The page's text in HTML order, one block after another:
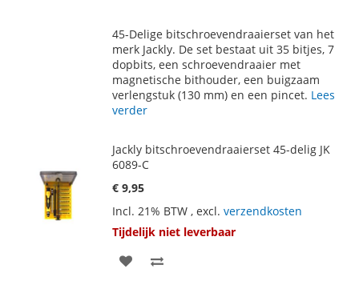
AAN
VERLANGLIJST
TE
VERGELIJKEN
45-Delige bitschroevendraaierset van het
merk Jackly. De set bestaat uit 35 bitjes, 7
dopbits, een schroevendraaier met
magnetische bithouder, een buigzaam
verlengstuk (130 mm) en een pincet. Lees
verder
Jackly bitschroevendraaierset 45-delig JK
6089-C
€ 9,95
Incl. 21% BTW , excl. verzendkosten
Tijdelijk niet leverbaar
VOEG